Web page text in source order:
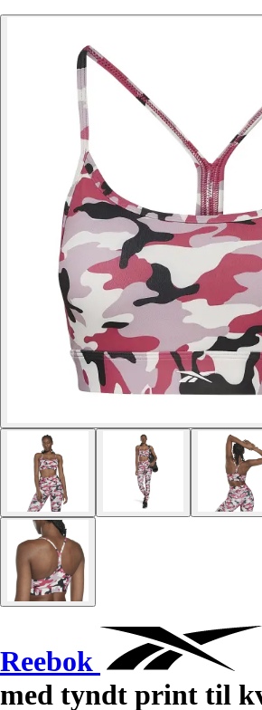
Reebok
med tyndt print til